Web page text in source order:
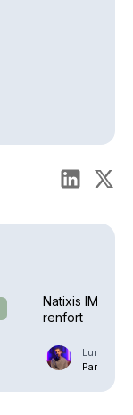
Natixis IM –
renfort
Lundi 27
Par